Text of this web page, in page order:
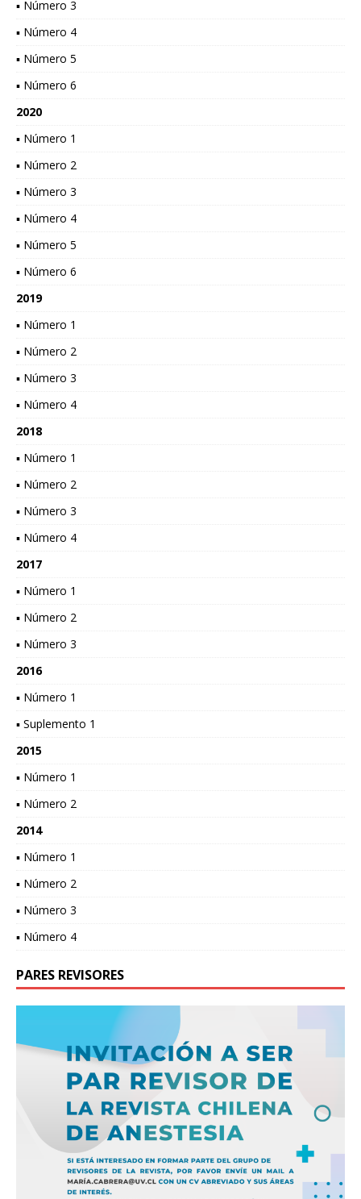
▪ Número 3
▪ Número 4
▪ Número 5
▪ Número 6
2020
▪ Número 1
▪ Número 2
▪ Número 3
▪ Número 4
▪ Número 5
▪ Número 6
2019
▪ Número 1
▪ Número 2
▪ Número 3
▪ Número 4
2018
▪ Número 1
▪ Número 2
▪ Número 3
▪ Número 4
2017
▪ Número 1
▪ Número 2
▪ Número 3
2016
▪ Número 1
▪ Suplemento 1
2015
▪ Número 1
▪ Número 2
2014
▪ Número 1
▪ Número 2
▪ Número 3
▪ Número 4
PARES REVISORES